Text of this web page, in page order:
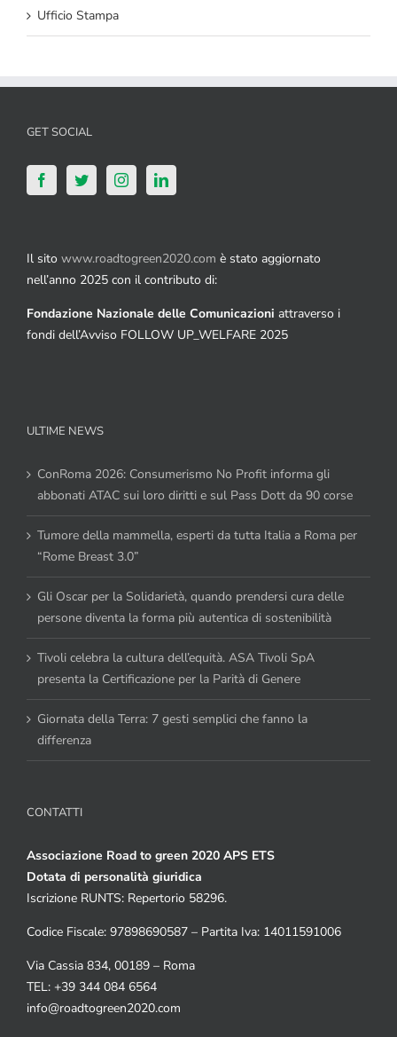
Ufficio Stampa
GET SOCIAL
Il sito www.roadtogreen2020.com è stato aggiornato
nell’anno 2025 con il contributo di:
Fondazione Nazionale delle Comunicazioni attraverso i
fondi dell’Avviso FOLLOW UP_WELFARE 2025
ULTIME NEWS
ConRoma 2026: Consumerismo No Profit informa gli
abbonati ATAC sui loro diritti e sul Pass Dott da 90 corse
Tumore della mammella, esperti da tutta Italia a Roma per
“Rome Breast 3.0”
Gli Oscar per la Solidarietà, quando prendersi cura delle
persone diventa la forma più autentica di sostenibilità
Tivoli celebra la cultura dell’equità. ASA Tivoli SpA
presenta la Certificazione per la Parità di Genere
Giornata della Terra: 7 gesti semplici che fanno la
differenza
CONTATTI
Associazione Road to green 2020 APS ETS
Dotata di personalità giuridica
Iscrizione RUNTS: Repertorio 58296.
Codice Fiscale: 97898690587 – Partita Iva: 14011591006
Via Cassia 834, 00189 – Roma
TEL: +39 344 084 6564
info@roadtogreen2020.com